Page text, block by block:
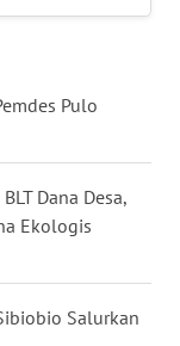
Pulo
Dana Desa,
Ekologis
Salurkan